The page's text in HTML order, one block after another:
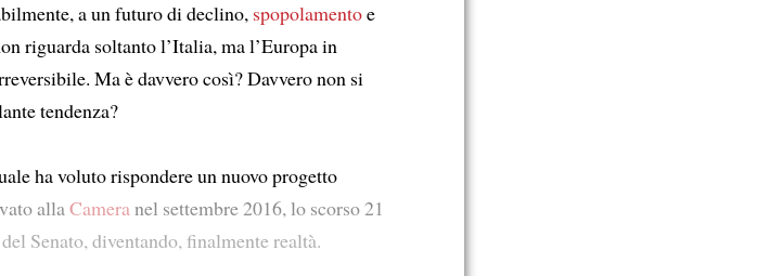
a un futuro di declino, spopolamentoe
riguarda soltanto l’Italia, ma l’Europa in
Ma è davvero così? Davvero non si
tendenza?
ha voluto rispondere un nuovo progetto
alla Camera nel settembre 2016, lo scorso 21
del Senato, diventando, finalmente realtà.